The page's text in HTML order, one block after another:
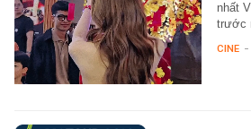
nhất
trước
CINE -